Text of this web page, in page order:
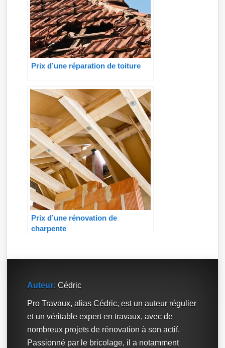
Prix d’une réparation de toiture
Prix d’une rénovation de
charpente
Auteur: Cédric
Pro Travaux, alias Cédric, est un auteur régulier
et un véritable expert en travaux, avec de
nombreux projets de rénovation à son actif.
Passionné par le bricolage, il a notamment